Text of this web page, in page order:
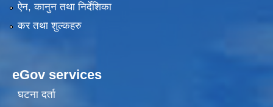
ऐन, कानुन तथा निर्देशिका
कर तथा शुल्कहरु
eGov services
घटना दर्ता